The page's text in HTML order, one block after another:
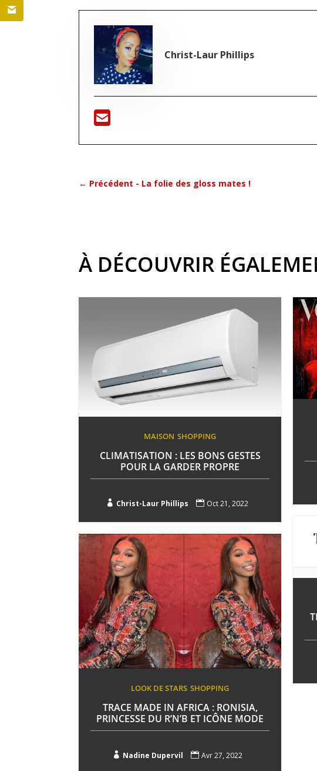
Christ-Laur Phillips
← Précédent - La folie des gloss mates !
À DÉCOUVRIR
MAISON SHOPPING
CLIMATISATION : LES BONS GESTES
POUR LA GARDER PROPRE
 Christ-Laur Phillips  Oct 21, 2022
LOOK DE STARS SHOPPING
TRACE MADE IN AFRICA : RONISIA,
PRINCESSE DU R’N’B ET ICÔNE MODE
 Nadine Dupervil  Avr 27, 2022